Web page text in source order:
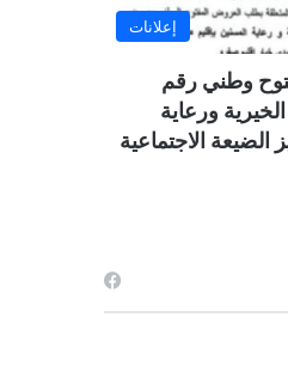
إعلانات
وطني رقم
الخيرية ورعاية
الضيعة الاجتماعية